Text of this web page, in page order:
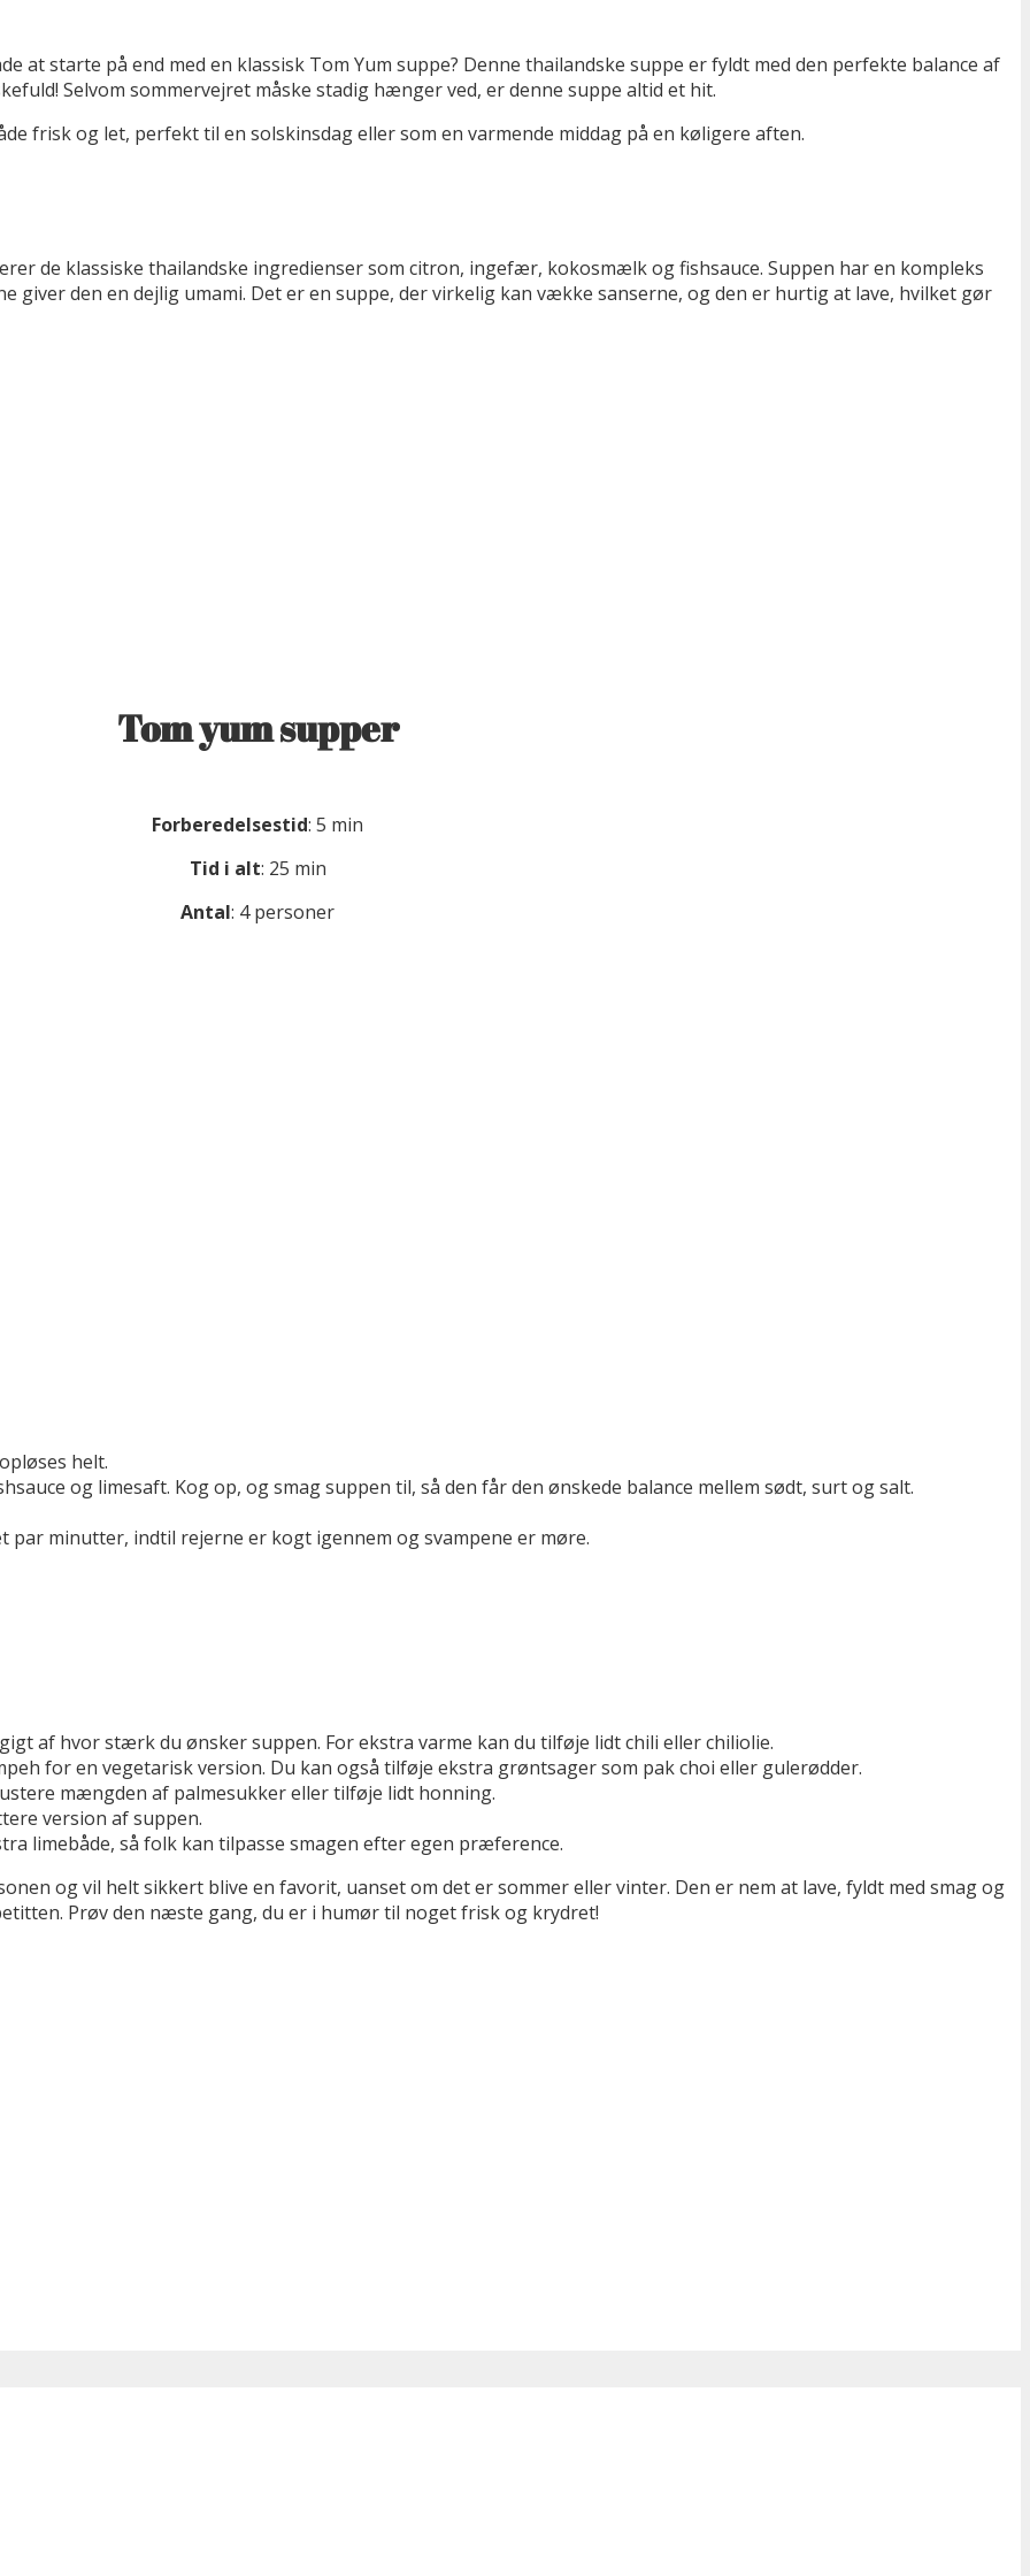
at starte på end med en klassisk Tom Yum suppe? Denne thailandske suppe er fyldt med den perfekte balance af
Selvom sommervejret måske stadig hænger ved, er denne suppe altid et hit.
frisk og let, perfekt til en solskinsdag eller som en varmende middag på en køligere aften.
de klassiske thailandske ingredienser som citron, ingefær, kokosmælk og fishsauce. Suppen har en kompleks
giver den en dejlig umami. Det er en suppe, der virkelig kan vække sanserne, og den er hurtig at lave, hvilket gør
Tom yum supper
Forberedelsestid: 5 min
Tid i alt: 25 min
Antal: 4 personer
helt.
og limesaft. Kog op, og smag suppen til, så den får den ønskede balance mellem sødt, surt og salt.
par minutter, indtil rejerne er kogt igennem og svampene er møre.
af hvor stærk du ønsker suppen. For ekstra varme kan du tilføje lidt chili eller chiliolie.
for en vegetarisk version. Du kan også tilføje ekstra grøntsager som pak choi eller gulerødder.
mængden af palmesukker eller tilføje lidt honning.
version af suppen.
limebåde, så folk kan tilpasse smagen efter egen præference.
og vil helt sikkert blive en favorit, uanset om det er sommer eller vinter. Den er nem at lave, fyldt med smag og
Prøv den næste gang, du er i humør til noget frisk og krydret!